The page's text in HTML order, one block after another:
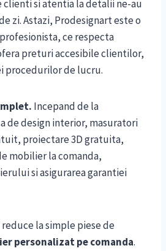
clienti si atentia la detalii ne-au
zi. Astazi, Prodesignart este o
ce respecta
preturi accesibile clientilor,
de lucru.
Incepand de la
de design interior, masuratori
proiectare 3D gratuita,
mobilier la comanda,
si asigurarea garantiei
la simple piese de
personalizat pe comanda.